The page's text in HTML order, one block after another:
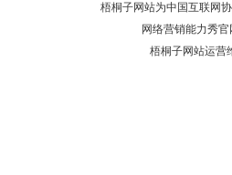
梧桐子网站为中国互联网
网络营销能力秀官
梧桐子网站运营